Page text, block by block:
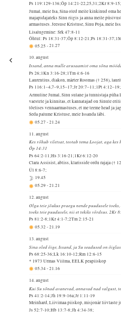
Ps 119:129-136;Õp 14:21-22,25,31;2Kr 8:9-
Jumal, meie Isa, Sina oled meile kinkinud oma
majapidajateks Sinu riigis ja anna meile
armastuses. Jeesuse Kristuse, Sinu Poja, meie
Lisalugemine: Srk 47:8-11
Õhtul: Ps 18:31-37;Õp 8:12-21;Ps 18:31-
05.25-21.27
10. august
Issand, anna mulle arusaamist oma sõna
Ps 26;1Kn 3:16-28;1Tm 4:6-16
Laurentius, diakon, märter Roomas († 258),
Ps 116:1–4,7–9,15–17;Jr 20:7–11;1Pt
Armuline Jumal, Sinu sulane ja tunnistaja püha
vaestele ja kinnitas, et kannatajad on Sinule
tõelises vennaarmastuses, et me teeme head ja
Seda palume Kristuse, meie Issanda läbi.
05.27-21.24
11. august
Kes rõhub viletsat, teotab tema Loojat, aga kes
Õp 14:31
Ps 64:2-11;Hs 3:16-21;1Kr 6:12-20
Clara Assisist, abtiss, klarisside ordu rajaja (†
Ül 8:6-7;
19.45
05.29-21.21
12. august
Olgu teie jõukus praegu nende puudusele
toeks teie puudusele, nii et tekiks võrdsus. 2Kr
Ps 81:2-8;1Kr 4:1-7;2Tm 2:15-21
05.32-21.19
13. august
Sina oled õige, Issand, ja Su seadused on
Ps 68:25-36;Lk 16:10-12;Rm 12:6-15
* 1973 Urmas Viilma, EELK peapiiskop
05.34-21.16
14. august
Kui Su sõnad avanevad, annavad nad valgust,
Ps 41:2-14;Jh 19:9-16a;Jr 1:11-19
Meinhard, Liivimaa piiskop, misjonär liivlaste
Js 52:7-10;Hb 13:7-8;Jh 4:34-38;